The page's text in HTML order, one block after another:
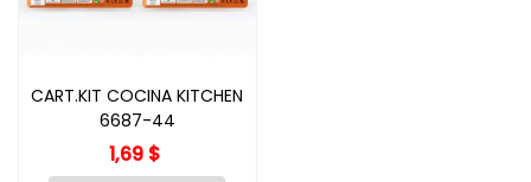
CART.KIT COCINA KITCHEN
6687-44
1,69 $